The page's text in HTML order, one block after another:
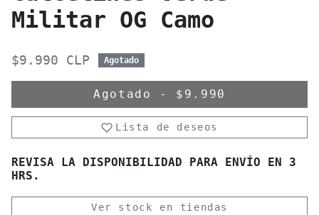
Militar OG Camo
$9.990 CLP Agotado
Agotado - $9.990
Lista de deseos
REVISA LA DISPONIBILIDAD PARA ENVÍO EN 3
HRS.
Ver stock en tiendas